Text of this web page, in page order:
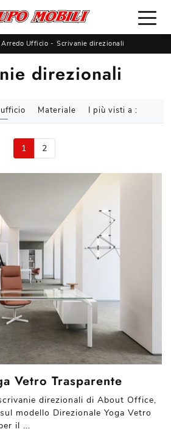
Arredo Ufficio - Scrivanie direzionali
direzionali
Materiale I più visti a :
1 2
Vetro Trasparente
direzionali di About Office,
modello Direzionale Yoga Vetro
il ...